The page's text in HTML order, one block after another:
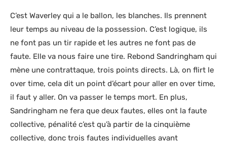
C’est Waverley qui a le ballon, les blanches. Ils prennent
leur temps au niveau de la possession. C’est logique, ils
ne font pas un tir rapide et les autres ne font pas de
faute. Elle va nous faire une tire. Rebond Sandringham qui
mène une contrattaque, trois points directs. Là, on flirt le
over time, cela dit un point d’écart pour aller en over time,
il faut y aller. On va passer le temps mort. En plus,
Sandringham ne fera que deux fautes, elles ont la faute
collective, pénalité c’est qu’à partir de la cinquième
collective, donc trois fautes individuelles avant